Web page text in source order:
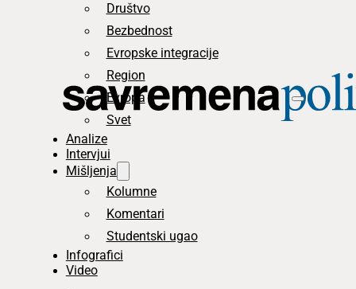
Društvo
Bezbednost
Evropske integracije
Region
Evropa
Svet
Analize
Intervjui
Mišljenja
Kolumne
Komentari
Studentski ugao
Infografici
Video